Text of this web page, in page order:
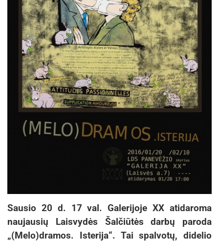
Sausio 20 d. 17 val. Galerijoje XX atidaroma
naujausių Laisvydės Šalčiūtės darbų paroda
„(Melo)dramos. Isterija“. Tai spalvotų, didelio